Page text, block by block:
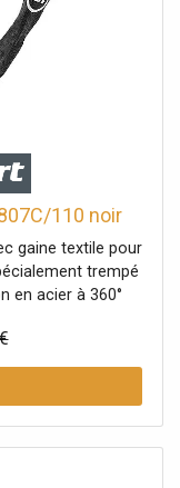
110 noir
gaine textile pour
trempé
en acier à 360°
dans le corps
position Code
- permet
Les molettes
un affichage